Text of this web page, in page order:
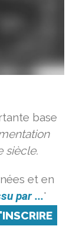
base
siècle.
et en
par ...'